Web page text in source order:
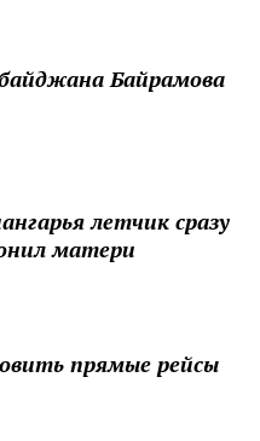
Байрамова
летчик сразу
матери
прямые рейсы